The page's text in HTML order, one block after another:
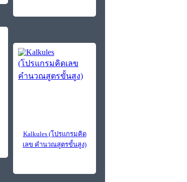
Kalkules (โปรแกรมคิด
เลข คำนวณสูตรขั้นสูง)